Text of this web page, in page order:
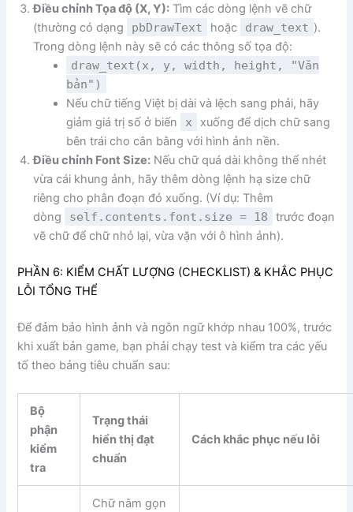
Điều chỉnh Tọa độ (X, Y): Tìm các dòng lệnh vẽ chữ
(thường có dạng
pbDrawText hoặc draw_text ).
Trong dòng lệnh này sẽ có các thông số tọa độ:
draw_text(x, y, width, height, "Văn
bản")
Nếu chữ tiếng Việt bị dài và lệch sang phải, hãy
giảm giá trị số ở biến
x
xuống để dịch chữ sang
bên trái cho cân bằng với hình ảnh nền.
Điều chỉnh Font Size: Nếu chữ quá dài không thể nhét
vừa cái khung ảnh, hãy thêm dòng lệnh hạ size chữ
riêng cho phân đoạn đó xuống. (Ví dụ: Thêm
dòng
self.contents.font.size = 18
trước đoạn
vẽ chữ để chữ nhỏ lại, vừa vặn với ô hình ảnh).
PHẦN 6: KIỂM CHẤT LƯỢNG (CHECKLIST) & KHẮC PHỤC
LỖI TỔNG THỂ
Để đảm bảo hình ảnh và ngôn ngữ khớp nhau 100%, trước
khi xuất bản game, bạn phải chạy test và kiểm tra các yếu
tố theo bảng tiêu chuẩn sau:
Bộ
phận
kiểm
tra
Trạng thái
hiển thị đạt
chuẩn
Cách khắc phục nếu lỗi
Chữ nằm gọn